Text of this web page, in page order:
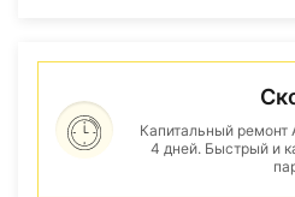
Капитальный ремонт
4 дней. Быстрый и